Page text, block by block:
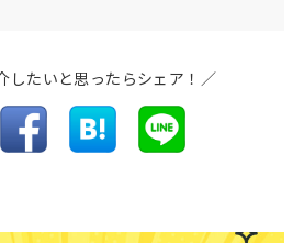
したいと思ったらシェア！／